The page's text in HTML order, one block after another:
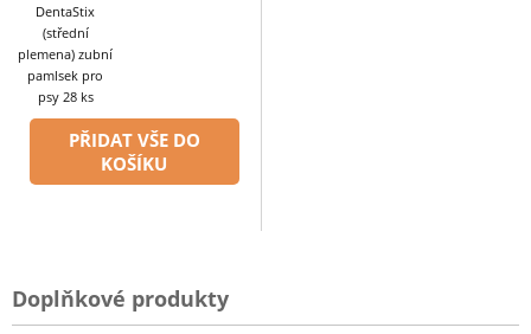
DentaStix
(střední
plemena) zubní
pamlsek pro
psy 28 ks
PŘIDAT VŠE DO
KOŠÍKU
Doplňkové produkty